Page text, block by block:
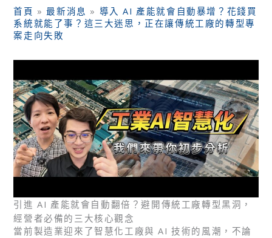
首頁 »最新消息 » 導入 AI 產能就會自動暴增？花錢買
系統就能了事？這三大迷思，正在讓傳統工廠的轉型專
案走向失敗
引進 AI 產能就會自動翻倍？避開傳統工廠轉型黑洞，
經營者必備的三大核心觀念
當前製造業迎來了智慧化工廠與 AI 技術的風潮，不論